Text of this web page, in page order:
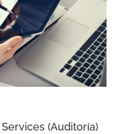
(Auditoría)